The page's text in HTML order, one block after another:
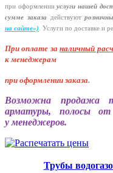
при оформленииуслуги нашей
сумме заказа
действуют
на сайте»). Услуги по доставке и
При оплате заналичный
к менеджерам
при оформлении заказа.
Возможна продажа
арматуры, полосы
у менеджеров.
Трубы